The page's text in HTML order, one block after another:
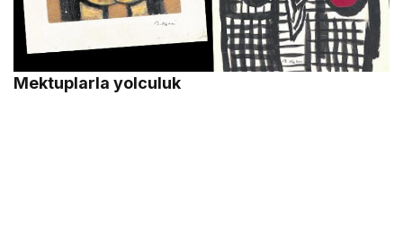
Mektuplarla yolculuk